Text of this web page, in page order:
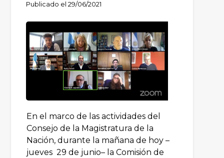
Publicado el29/06/2021
En el marco de las actividades del
Consejo de la Magistratura de la
Nación, durante la mañana de hoy –
jueves 29 de junio– la Comisión de